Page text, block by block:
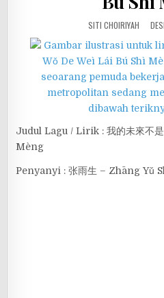
SITI CHOIRIYAH
Judul Lagu / Lirik : 我的未來不
Mèng
Penyanyi : 张雨生 – Zhāng Yǔ